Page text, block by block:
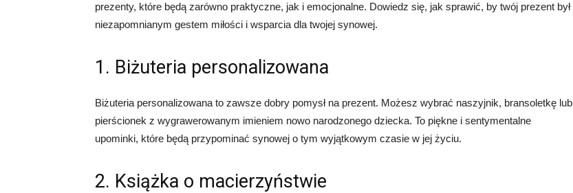
prezenty, które będą zarówno praktyczne, jak i emocjonalne. Dowiedz się, jak sprawić, by twój prezent był
niezapomnianym gestem miłości i wsparcia dla twojej synowej.
1. Biżuteria personalizowana
Biżuteria personalizowana to zawsze dobry pomysł na prezent. Możesz wybrać naszyjnik, bransoletkę lub
pierścionek z wygrawerowanym imieniem nowo narodzonego dziecka. To piękne i sentymentalne
upominki, które będą przypominać synowej o tym wyjątkowym czasie w jej życiu.
2. Książka o macierzyństwie